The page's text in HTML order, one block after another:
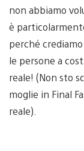
non abbiamo
è
perché
le persone a
reale! (Non sto
moglie in Final
reale).